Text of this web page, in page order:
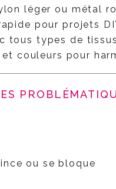
léger ou métal
pour projets
tous types de
couleurs pour
ou se bloque